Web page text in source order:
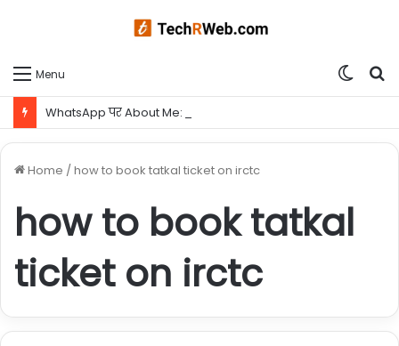
Menu
Switch
skin
Home /how to book tatkal ticket on irctc
how to book tatkal
ticket on irctc